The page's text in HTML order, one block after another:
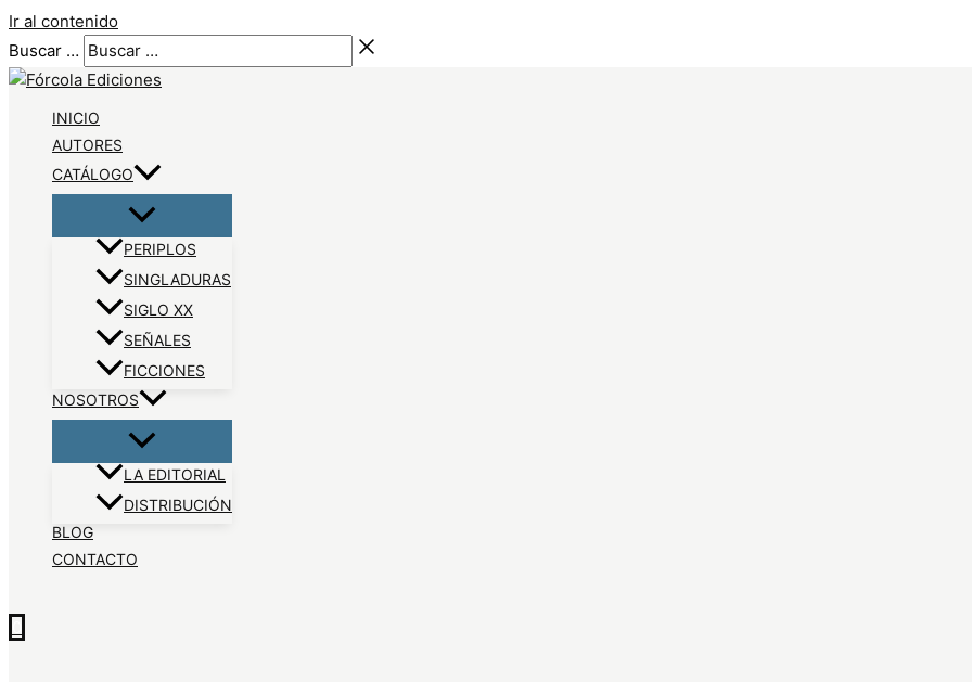
Ir al contenido
Buscar …
INICIO
AUTORES
CATÁLOGO
PERIPLOS
SINGLADURAS
SIGLO XX
SEÑALES
FICCIONES
NOSOTROS
LA EDITORIAL
DISTRIBUCIÓN
BLOG
CONTACTO